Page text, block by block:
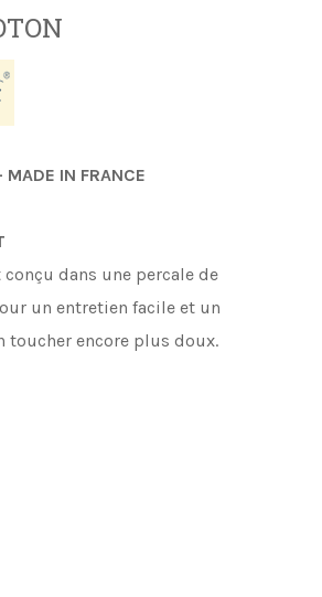
MADE IN FRANCE
conçu dans une percale de
un entretien facile et un
toucher encore plus doux.